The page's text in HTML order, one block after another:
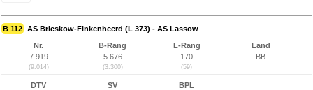
B 112 AS Brieskow-Finkenheerd (L 373) - AS Lassow
Nr.
7.919
(9.014)
B-Rang
5.676
(3.300)
L-Rang
170
(59)
Land
BB
DTV
SV
BPL